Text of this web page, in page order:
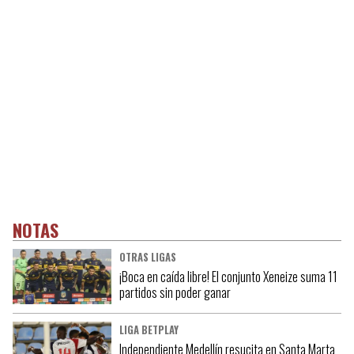
NOTAS
OTRAS LIGAS
¡Boca en caída libre! El conjunto Xeneize suma 11
partidos sin poder ganar
LIGA BETPLAY
Independiente Medellín resucita en Santa Marta